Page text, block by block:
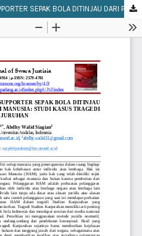
PERLINDUNGAN TERHADAP SUPPORTER SEPAK BOLA DITINJAU DARI PERSPEKTIF HAK ASASI MANUSIA: STUDI KASUS TRAGEDI KANJURUHAN